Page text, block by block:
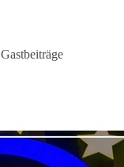
Gastbeiträge